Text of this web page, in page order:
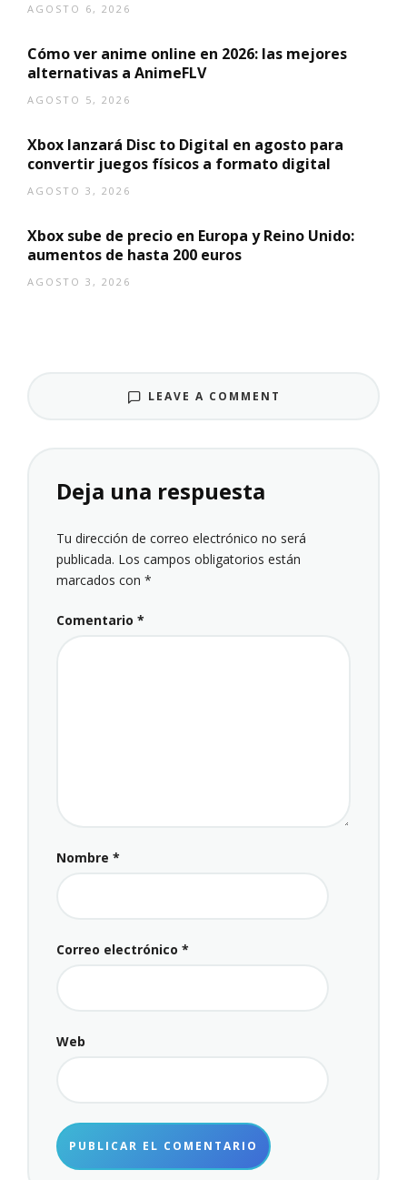
AGOSTO 6, 2026
Cómo ver anime online en 2026: las mejores
alternativas a AnimeFLV
AGOSTO 5, 2026
Xbox lanzará Disc to Digital en agosto para
convertir juegos físicos a formato digital
AGOSTO 3, 2026
Xbox sube de precio en Europa y Reino Unido:
aumentos de hasta 200 euros
AGOSTO 3, 2026
LEAVE A COMMENT
Deja una respuesta
Tu dirección de correo electrónico no será
publicada. Los campos obligatorios están
marcados con *
Comentario *
Nombre *
Correo electrónico *
Web